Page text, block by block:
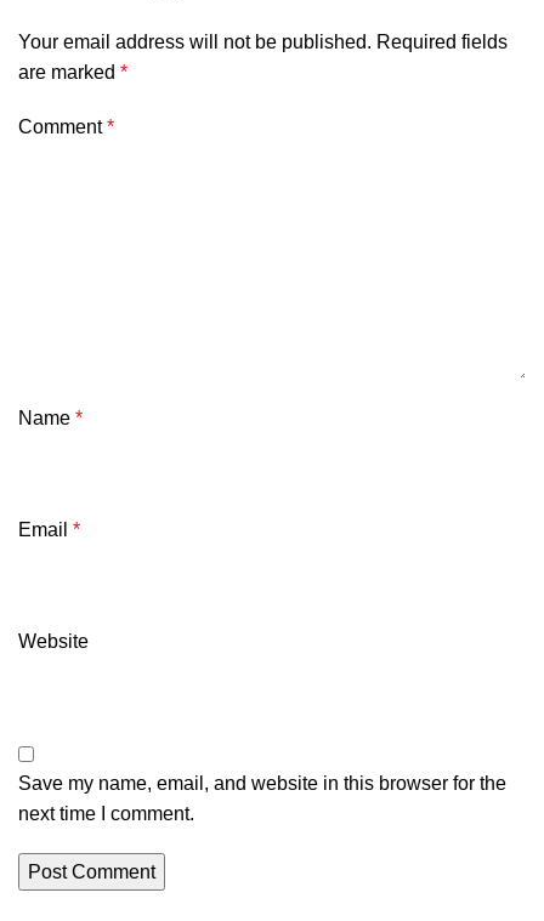
Your email address will not be published. Required fields
are marked *
Comment*
Name *
Email *
Website
Save my name, email, and website in this browser for the
next time I comment.